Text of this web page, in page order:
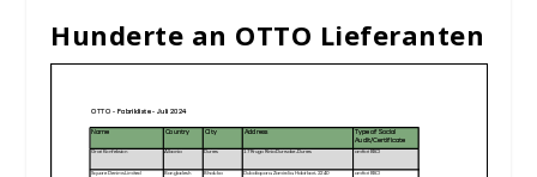
Hunderte an OTTO Lieferanten